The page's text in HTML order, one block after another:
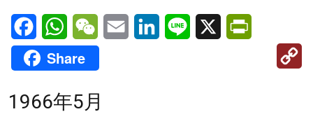
FacebookWhatsAppWeChatEmail LinkedInLine X
Share
1966年5月